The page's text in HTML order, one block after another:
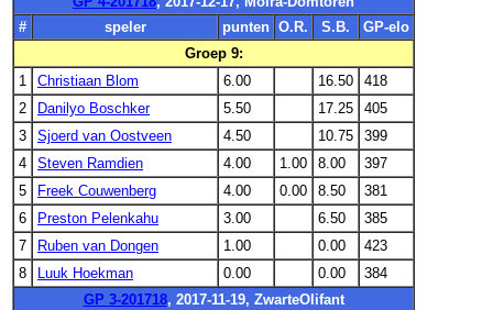
#
speler punten O.R. S.B.
GP-elo
Groep 9:
1
Christiaan Blom 6.00 16.50
418
2
Danilyo Boschker 5.50 17.25
405
3
Sjoerd van Oostveen 4.50 10.75
399
4
Steven Ramdien 4.00 1.00 8.00
397
5
Freek Couwenberg 4.00 0.00 8.50
381
6
Preston Pelenkahu 3.00 6.50
385
7
Ruben van Dongen 1.00 0.00
423
8
Luuk Hoekman 0.00 0.00
384
GP 3-201718, 2017-11-19, ZwarteOlifant